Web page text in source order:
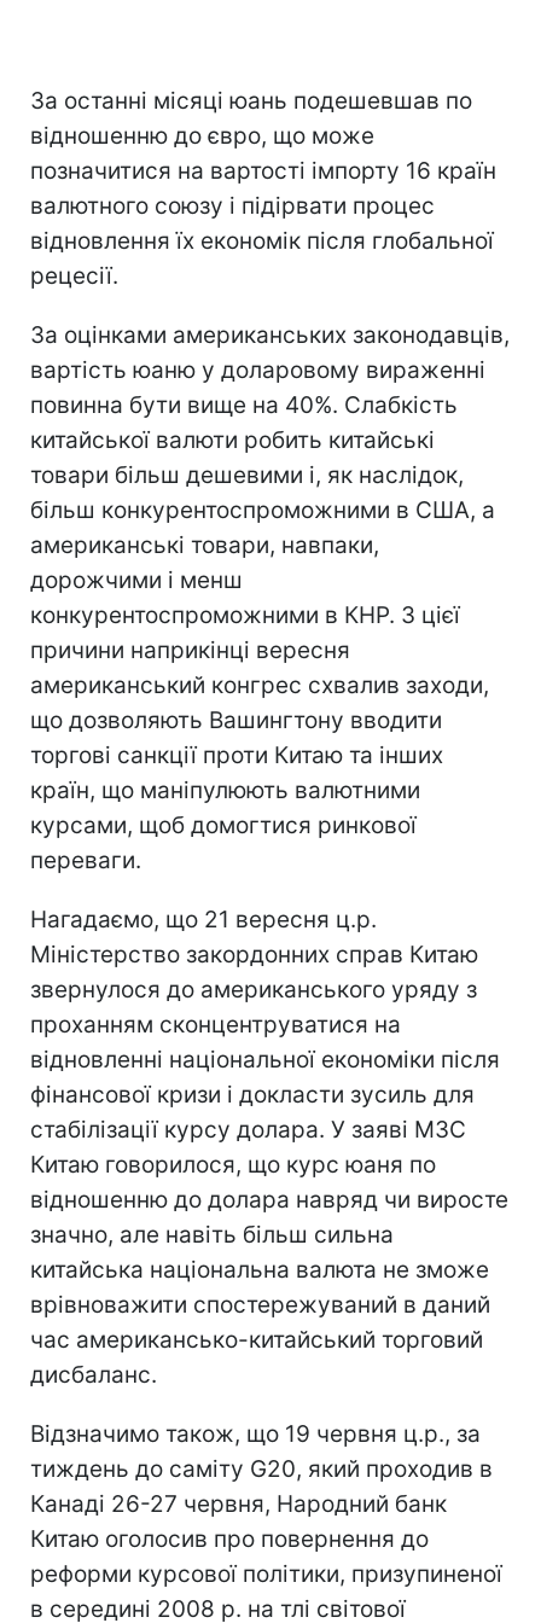
За останні місяці юань подешевшав по
відношенню до євро, що може
позначитися на вартості імпорту 16 країн
валютного союзу і підірвати процес
відновлення їх економік після глобальної
рецесії.
За оцінками американських законодавців,
вартість юаню у доларовому вираженні
повинна бути вище на 40%. Слабкість
китайської валюти робить китайські
товари більш дешевими і, як наслідок,
більш конкурентоспроможними в США, а
американські товари, навпаки,
дорожчими і менш
конкурентоспроможними в КНР. З цієї
причини наприкінці вересня
американський конгрес схвалив заходи,
що дозволяють Вашингтону вводити
торгові санкції проти Китаю та інших
країн, що маніпулюють валютними
курсами, щоб домогтися ринкової
переваги.
Нагадаємо, що 21 вересня ц.р.
Міністерство закордонних справ Китаю
звернулося до американського уряду з
проханням сконцентруватися на
відновленні національної економіки після
фінансової кризи і докласти зусиль для
стабілізації курсу долара. У заяві МЗС
Китаю говорилося, що курс юаня по
відношенню до долара навряд чи виросте
значно, але навіть більш сильна
китайська національна валюта не зможе
врівноважити спостережуваний в даний
час американсько-китайський торговий
дисбаланс.
Відзначимо також, що 19 червня ц.р., за
тиждень до саміту G20, який проходив в
Канаді 26-27 червня, Народний банк
Китаю оголосив про повернення до
реформи курсової політики, призупиненої
в середині 2008 р. на тлі світової